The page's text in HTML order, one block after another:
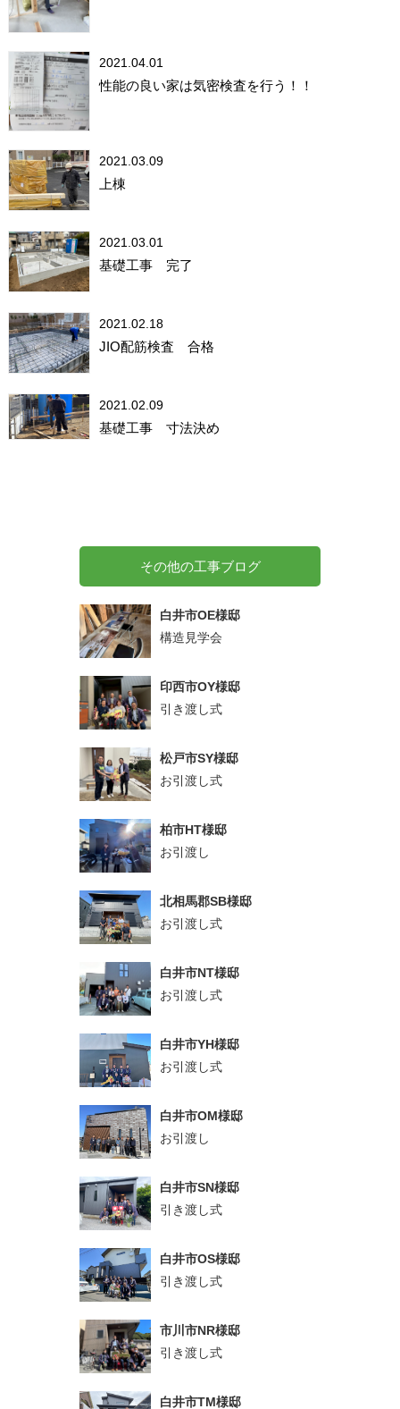
2021.04.01
性能の良い家は気密検査を行う！！
2021.03.09
上棟
2021.03.01
基礎工事 完了
2021.02.18
JIO配筋検査 合格
2021.02.09
基礎工事 寸法決め
その他の工事ブログ
白井市OE様邸
構造見学会
印西市OY様邸
引き渡し式
松戸市SY様邸
お引渡し式
柏市HT様邸
お引渡し
北相馬郡SB様邸
お引渡し式
白井市NT様邸
お引渡し式
白井市YH様邸
お引渡し式
白井市OM様邸
お引渡し
白井市SN様邸
引き渡し式
白井市OS様邸
引き渡し式
市川市NR様邸
引き渡し式
白井市TM様邸